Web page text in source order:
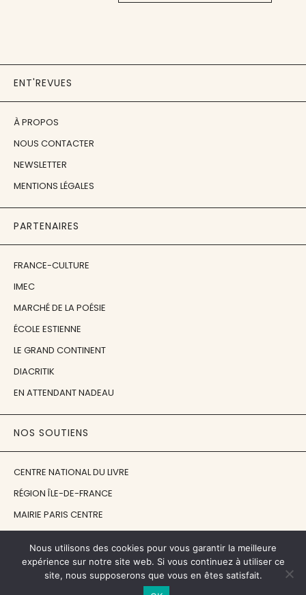
ENT'REVUES
À PROPOS
NOUS CONTACTER
NEWSLETTER
MENTIONS LÉGALES
PARTENAIRES
FRANCE-CULTURE
IMEC
MARCHÉ DE LA POÉSIE
ÉCOLE ESTIENNE
LE GRAND CONTINENT
DIACRITIK
EN ATTENDANT NADEAU
NOS SOUTIENS
CENTRE NATIONAL DU LIVRE
RÉGION ÎLE-DE-FRANCE
MAIRIE PARIS CENTRE
FONDATION JAN MICHALSKI
© 1998 - 2026, ENT'REVUES
Nous utilisons des cookies pour vous garantir la meilleure
expérience sur notre site web. Si vous continuez à utiliser ce
site, nous supposerons que vous en êtes satisfait.